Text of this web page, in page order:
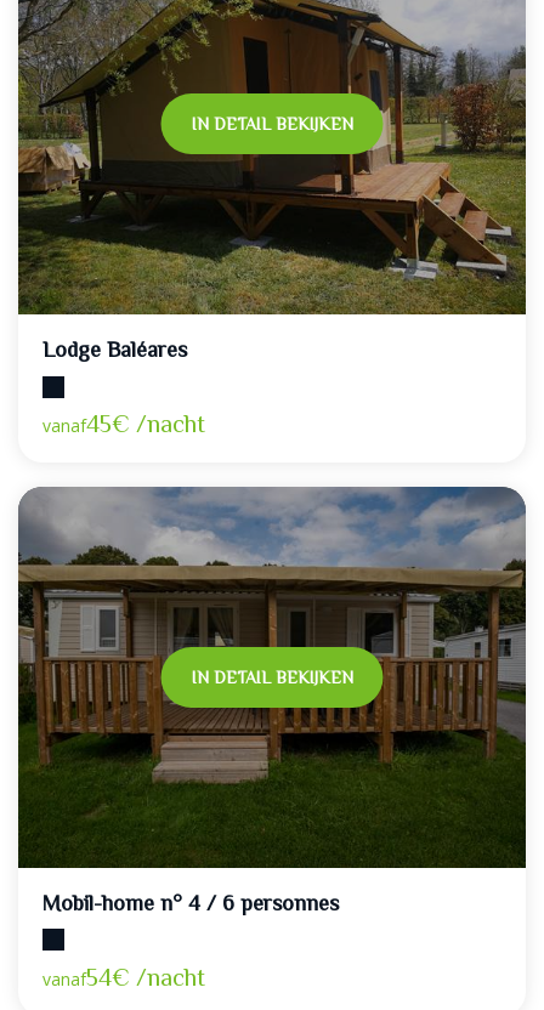
IN DETAIL BEKIJKEN
Lodge Baléares
vanaf45€ /nacht
IN DETAIL BEKIJKEN
Mobil-home n° 4 / 6 personnes
vanaf54€ /nacht